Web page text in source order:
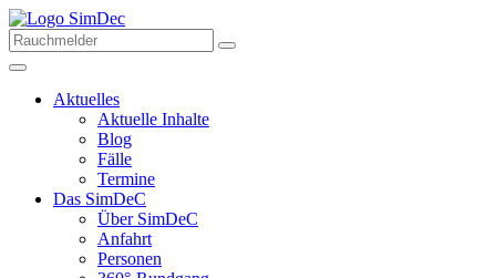
Aktuelles
Aktuelle Inhalte
Blog
Fälle
Termine
Das SimDeC
Über SimDeC
Anfahrt
Personen